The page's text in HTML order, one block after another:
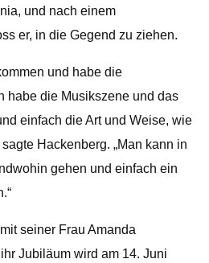
und nach einem
er, in die Gegend zu ziehen.
und habe die
habe die Musikszene und das
einfach die Art und Weise, wie
Hackenberg. „Man kann in
gehen und einfach ein
seiner Frau Amanda
Jubiläum wird am 14. Juni